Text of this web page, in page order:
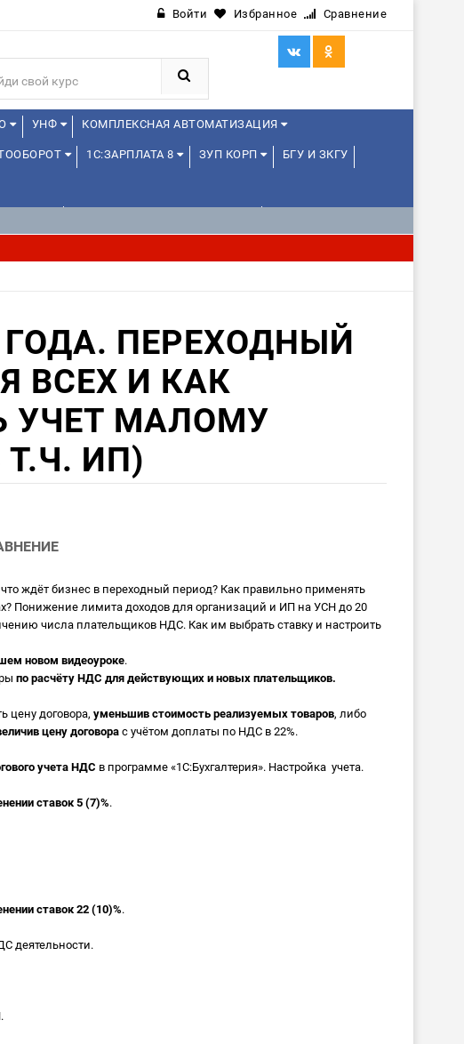
Войти Избранное Сравнение
УНФ КОМПЛЕКСНАЯ АВТОМАТИЗАЦИЯ
1С:ЗАРПЛАТА 8 ЗУП КОРП БГУ И ЗКГУ
ГОДА. ПЕРЕХОДНЫЙ
ВСЕХ И КАК
УЧЕТ МАЛОМУ
ИП)
ждёт бизнес в переходный период? Как правильно применять
Понижение лимита доходов для организаций и ИП на УСН до 20
числа плательщиков НДС. Как им выбрать ставку и настроить
новом видеоуроке.
по расчёту НДС для действующих и новых плательщиков.
цену договора, уменьшив стоимость реализуемых товаров, либо
цену договорас учётом доплаты по НДС в 22%.
учета НДС в программе «1С:Бухгалтерия». Настройка учета.
ставок 5 (7)%.
ставок 22 (10)%.
деятельности.